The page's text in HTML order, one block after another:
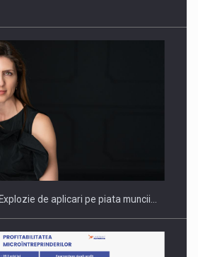
COMPANIES ON THE
SCENE
de aplicari pe piata muncii…